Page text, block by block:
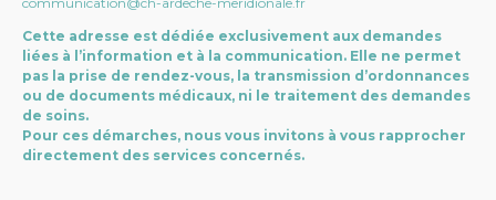
Cette adresse est dédiée exclusivement aux demandes
liées à l’information et à la communication. Elle ne permet
pas la prise de rendez-vous, la transmission d’ordonnances
ou de documents médicaux, ni le traitement des demandes
de soins.
Pour ces démarches, nous vous invitons à vous rapprocher
directement des services concernés.